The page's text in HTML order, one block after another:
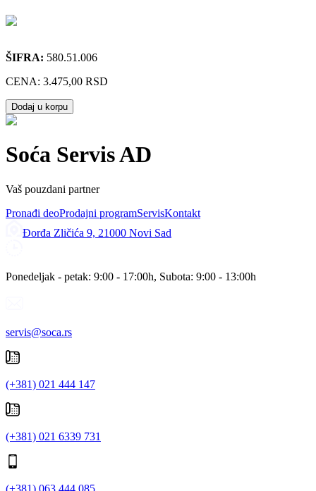
ŠIFRA: 580.51.006
CENA: 3.475,00 RSD
Dodaj u korpu
Soća Servis AD
Vaš pouzdani partner
Pronađi deoProdajni programServisKontakt
Đorđa Zličića 9, 21000 Novi Sad
Ponedeljak - petak: 9:00 - 17:00h, Subota: 9:00 - 13:00h
servis@soca.rs
(+381) 021 444 147
(+381) 021 6339 731
(+381) 063 444 085